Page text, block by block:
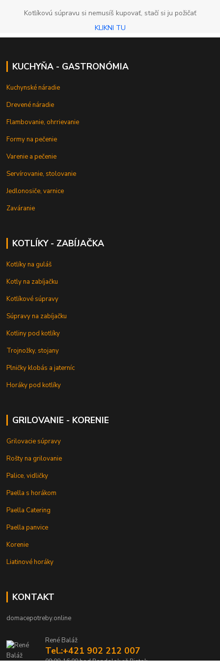
Kotlíkovú súpravu si nemusíš kupovať, stačí si ju požičať
KLIKNI TU
KUCHYŇA - GASTRONÓMIA
Kuchynské náradie
Drevené náradie
Flambovanie, ohrrievanie
Formy na pečenie
Varenie a pečenie
Servírovanie, stolovanie
Jedlonosiče, varnice
Zaváranie
KOTLÍKY - ZABÍJAČKA
Kotlíky na guláš
Kotly na zabíjačku
Kotlíkové súpravy
Súpravy na zabíjačku
Kotliny pod kotlíky
Trojnožky, stojany
Plničky klobás a jaterníc
Horáky pod kotlíky
GRILOVANIE - KORENIE
Grilovacie súpravy
Rošty na grilovanie
Palice, vidličky
Paella s horákom
Paella Catering
Paella panvice
Korenie
Liatinové horáky
KONTAKT
domacepotreby.online
René Baláž
Tel.:+421 902 212 007
09:00-16:00 hod Pondelok až Piatok